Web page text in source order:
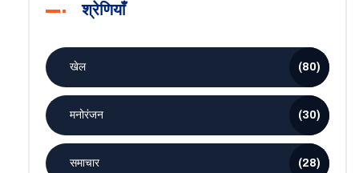
श्रेणियाँ
खेल (80)
मनोरंजन (30)
समाचार (28)